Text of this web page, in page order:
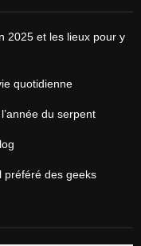
2025 et les lieux pour y
quotidienne
du serpent
préféré des geeks